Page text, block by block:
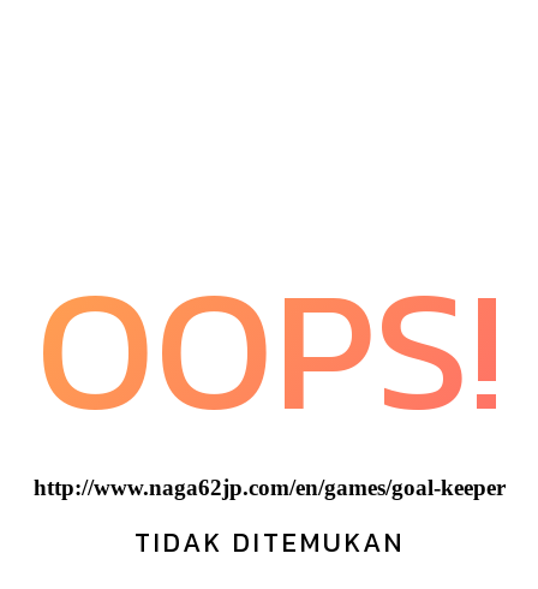
OOPS!
http://www.naga62jp.com/en/games/goal-keeper
TIDAK DITEMUKAN